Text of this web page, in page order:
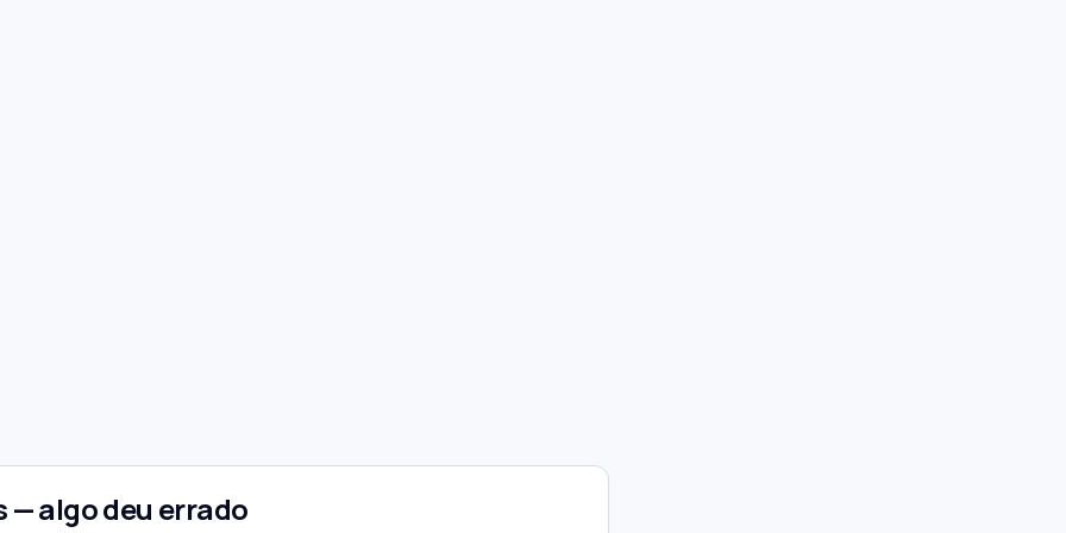
— algo deu errado